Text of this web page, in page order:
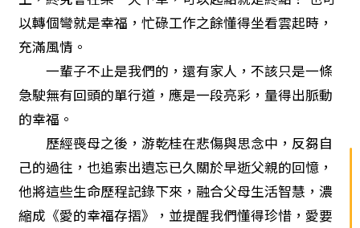
以轉個彎就是幸福，忙碌工作之餘懂得坐看雲起時，
充滿風情。
一輩子不止是我們的，還有家人，不該只是一條
急駛無有回頭的單行道，應是一段亮彩，量得出脈動
的幸福。
歷經喪母之後，游乾桂在悲傷與思念中，反芻自
己的過往，也追索出遺忘已久關於早逝父親的回憶，
他將這些生命歷程記錄下來，融合父母生活智慧，濃
縮成《愛的幸福存摺》，並提醒我們懂得珍惜，愛要